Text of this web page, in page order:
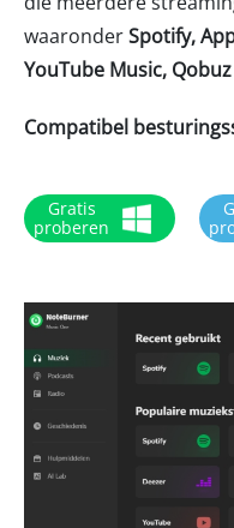
waaronderSpotify,
YouTube Music, Qobuz
Compatibel
Gratis
proberen